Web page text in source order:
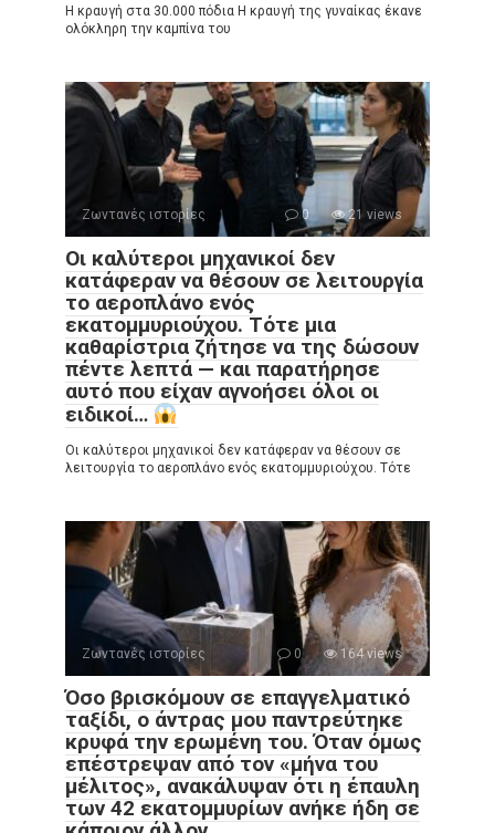
Η κραυγή στα 30.000 πόδια Η κραυγή της γυναίκας έκανε
ολόκληρη την καμπίνα του
Ζωντανές ιστορίες 0 21 views
Οι καλύτεροι μηχανικοί δεν
κατάφεραν να θέσουν σε λειτουργία
το αεροπλάνο ενός
εκατομμυριούχου. Τότε μια
καθαρίστρια ζήτησε να της δώσουν
πέντε λεπτά — και παρατήρησε
αυτό που είχαν αγνοήσει όλοι οι
ειδικοί…
Οι καλύτεροι μηχανικοί δεν κατάφεραν να θέσουν σε
λειτουργία το αεροπλάνο ενός εκατομμυριούχου. Τότε
Ζωντανές ιστορίες 0 164 views
Όσο βρισκόμουν σε επαγγελματικό
ταξίδι, ο άντρας μου παντρεύτηκε
κρυφά την ερωμένη του. Όταν όμως
επέστρεψαν από τον «μήνα του
μέλιτος», ανακάλυψαν ότι η έπαυλη
των 42 εκατομμυρίων ανήκε ήδη σε